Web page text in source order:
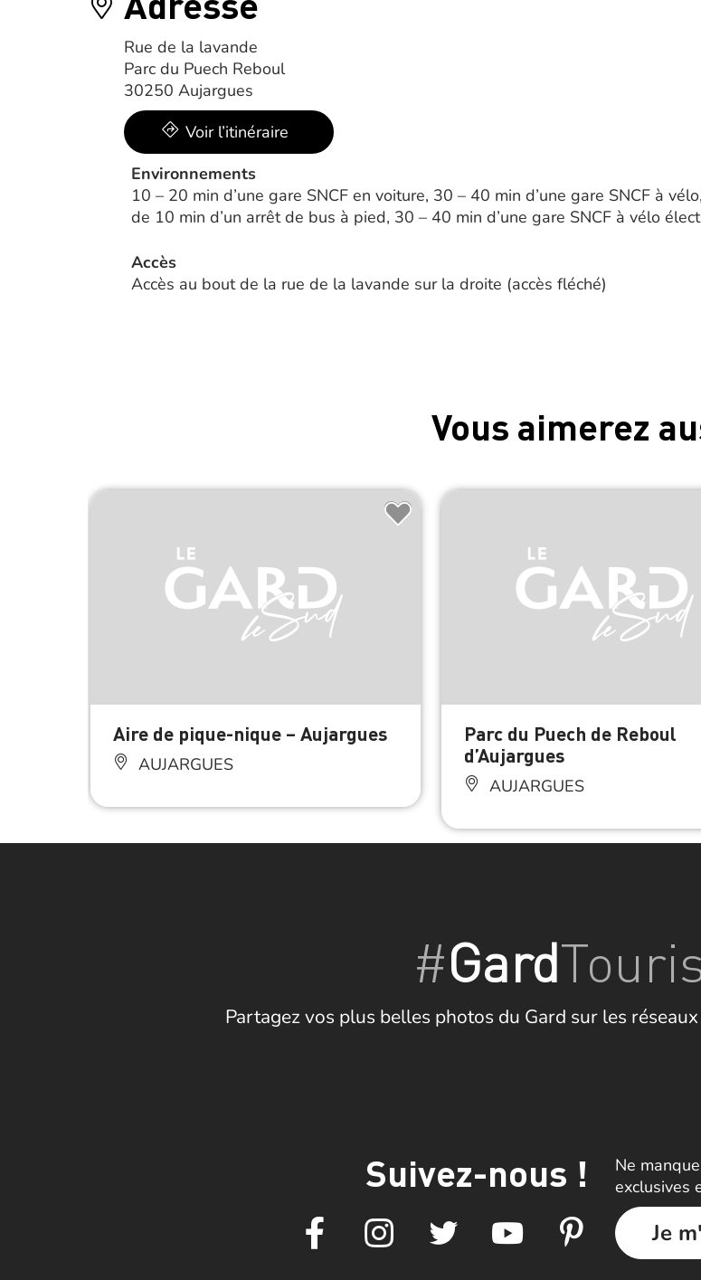
Rue de la lavande
Parc du Puech Reboul
30250 Aujargues
Voir l’itinéraire
Environnements
10 – 20 min d’une gare SNCF en voiture, 30 – 40 min d’une gare SNCF à
de 10 min d’un arrêt de bus à pied, 30 – 40 min d’une gare SNCF à vélo
Accès
Accès au bout de la rue de la lavande sur la droite (accès fléché)
Vous aimerez
Aire de pique-nique – Aujargues
AUJARGUES
Parc du Puech de Reboul
d’Aujargues
AUJARGUES
#Gard
Partagez vos plus belles photos du Gard sur les
Suivez-nous !
Ne
exclusives
Je